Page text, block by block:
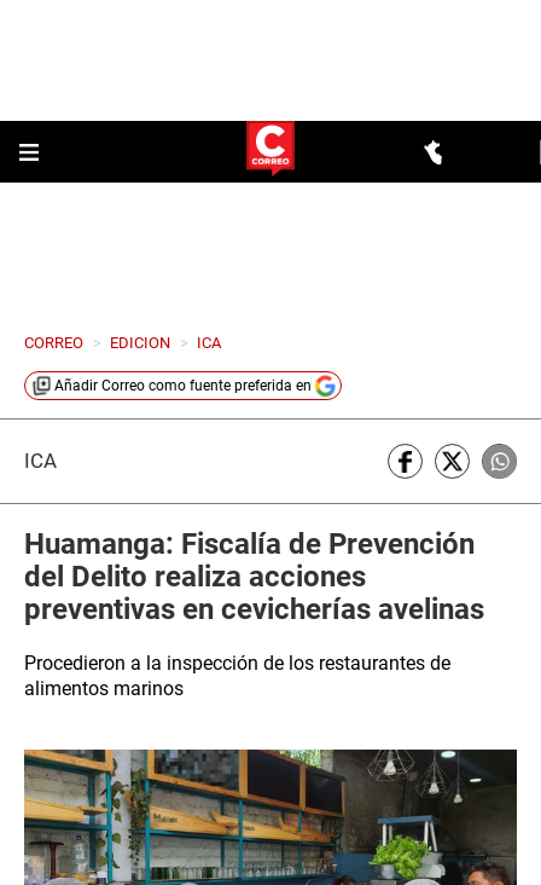
CORREO > EDICION > ICA
Añadir Correo como fuente preferida en
ICA
Huamanga: Fiscalía de Prevención
del Delito realiza acciones
preventivas en cevicherías avelinas
Procedieron a la inspección de los restaurantes de
alimentos marinos